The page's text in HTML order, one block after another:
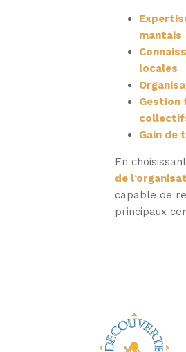
mantais
locales
Gestion
Gain de
En
de
capable de
principaux